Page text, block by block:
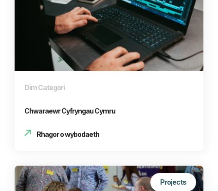
Dim Categori
Chwaraewr Cyfryngau Cymru
Rhagor o wybodaeth
Projects